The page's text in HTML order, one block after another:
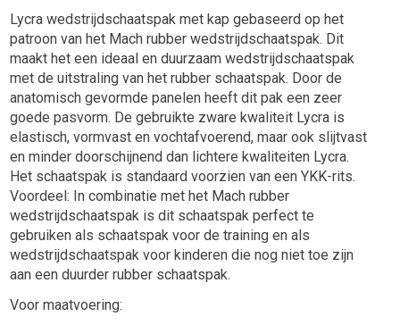
Lycra wedstrijdschaatspak met kap gebaseerd op het
patroon van het Mach rubber wedstrijdschaatspak. Dit
maakt het een ideaal en duurzaam wedstrijdschaatspak
met de uitstraling van het rubber schaatspak. Door de
anatomisch gevormde panelen heeft dit pak een zeer
goede pasvorm. De gebruikte zware kwaliteit Lycra is
elastisch, vormvast en vochtafvoerend, maar ook slijtvast
en minder doorschijnend dan lichtere kwaliteiten Lycra.
Het schaatspak is standaard voorzien van een YKK-rits.
Voordeel: In combinatie met het Mach rubber
wedstrijdschaatspak is dit schaatspak perfect te
gebruiken als schaatspak voor de training en als
wedstrijdschaatspak voor kinderen die nog niet toe zijn
aan een duurder rubber schaatspak.
Voor maatvoering: